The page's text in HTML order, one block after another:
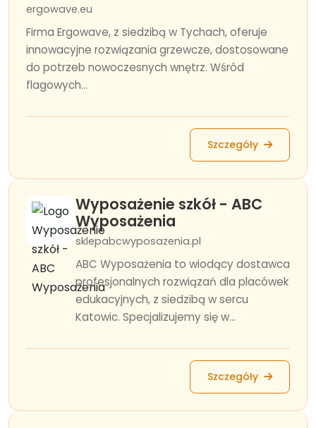
ergowave.eu
Firma Ergowave, z siedzibą w Tychach, oferuje
innowacyjne rozwiązania grzewcze, dostosowane
do potrzeb nowoczesnych wnętrz. Wśród
flagowych...
Szczegóły
Wyposażenie szkół - ABC
Wyposażenia
sklepabcwyposazenia.pl
ABC Wyposażenia to wiodący dostawca
profesjonalnych rozwiązań dla placówek
edukacyjnych, z siedzibą w sercu
Katowic. Specjalizujemy się w...
Szczegóły